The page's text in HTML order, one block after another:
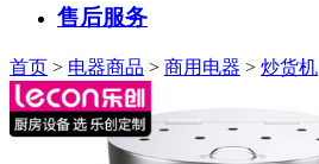
售后服务
首页 > 电器商品 > 商用电器 > 炒货机